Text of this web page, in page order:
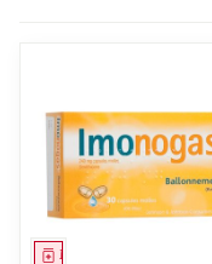
Médicament